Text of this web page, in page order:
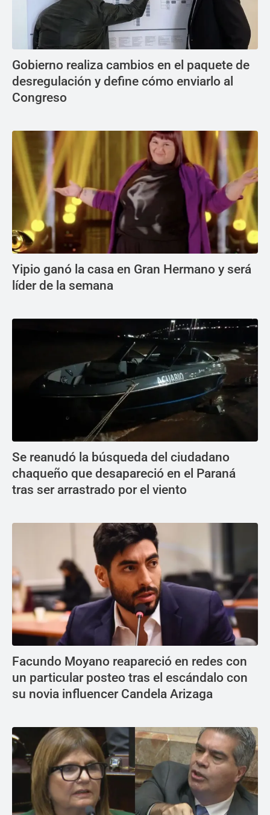
Gobierno realiza cambios en el paquete de
desregulación y define cómo enviarlo al
Congreso
Yipio ganó la casa en Gran Hermano y será
líder de la semana
Se reanudó la búsqueda del ciudadano
chaqueño que desapareció en el Paraná
tras ser arrastrado por el viento
Facundo Moyano reapareció en redes con
un particular posteo tras el escándalo con
su novia influencer Candela Arizaga